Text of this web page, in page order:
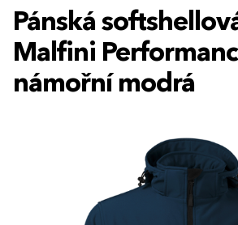
Pánská
Malfini
námořní modrá